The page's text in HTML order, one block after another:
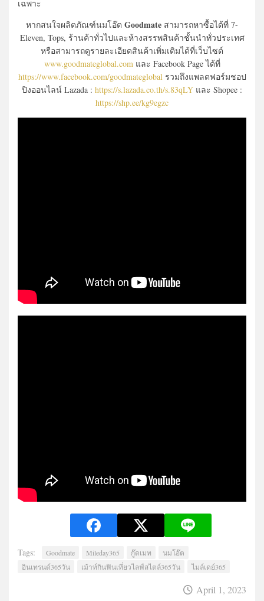
เฉพาะ
หากสนใจผลิตภัณฑ์นมโอ๊ต Goodmate สามารถหาซื้อได้ที่ 7-
Eleven, Tops, ร้านค้าทั่วไปและห้างสรรพสินค้าชั้นนำทั่วประเทศ
หรือสามารถดูรายละเอียดสินค้าเพิ่มเติมได้ที่เว็บไซต์
www.goodmateglobal.comและ Facebook Page ได้ที่
https://www.facebook.com/goodmateglobalรวมถึงแพลตฟอร์มชอป
ปิงออนไลน์ Lazada : https://s.lazada.co.th/s.83qLY และ Shopee :
https://shp.ee/kg9egzc
Tags: Goodmate Mileday365 กู๊ดเมท
นมโอ๊ต
อินเทรนด์365วัน
เม้าท์กินฟินเที่ยวไลฟ์สไตล์365วัน ไมล์เดย์365
April 1, 2023